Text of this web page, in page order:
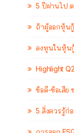
5 ปีผ่านไป
ถ้าผู้ออกหุ้น
ลงทุนในหุ้น
Highlight
ข้อดี-ข้อเสีย
5 สิ่งควรรู้ก่